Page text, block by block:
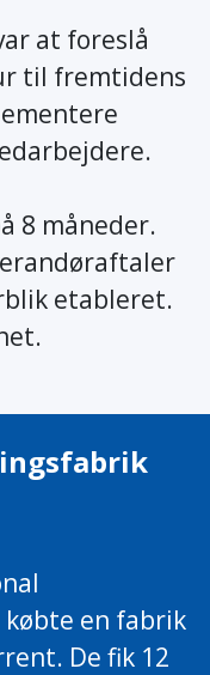
at foreslå
til fremtidens
8 måneder.
etableret.
en fabrik
De fik 12